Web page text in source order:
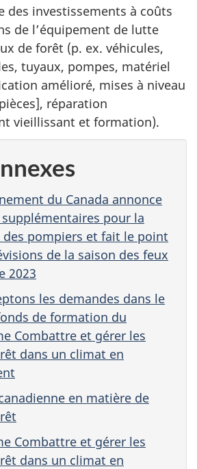
des investissements à coûts
de l’équipement de lutte
de forêt (p. ex. véhicules,
tuyaux, pompes, matériel
amélioré, mises à niveau
réparation
vieillissant et formation).
du Canada annonce
pour la
pompiers et fait le point
de la saison des feux
2023
les demandes dans le
de formation du
Combattre et gérer les
dans un climat en
en matière de
Combattre et gérer les
dans un climat en